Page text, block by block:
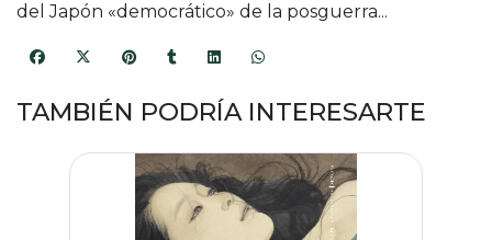
del Japón «democrático» de la posguerra...
TAMBIÉN PODRÍA INTERESARTE